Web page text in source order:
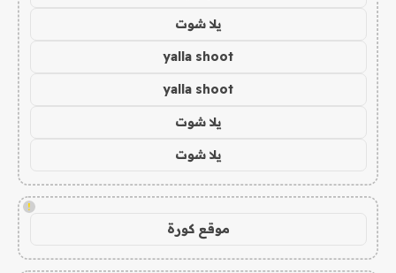
يلا شوت
yalla shoot
yalla shoot
يلا شوت
يلا شوت
!
موقع كورة